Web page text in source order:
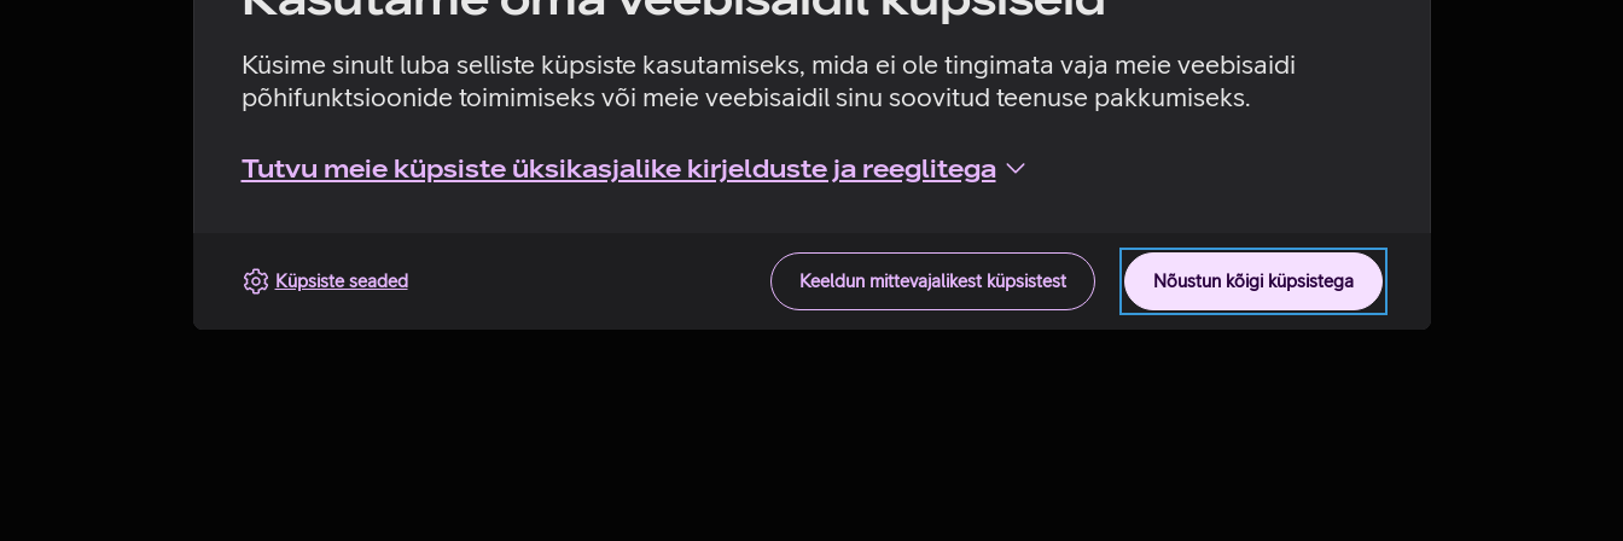
Küsime sinult luba selliste küpsiste kasutamiseks, mida ei ole tingimata vaja meie veebisaidi
põhifunktsioonide toimimiseks või meie veebisaidil sinu soovitud teenuse pakkumiseks.
Tutvu meie küpsiste üksikasjalike kirjelduste ja reeglitega
Nõustun kõigi küpsistega
Keeldun mittevajalikest küpsistest
Küpsiste seaded